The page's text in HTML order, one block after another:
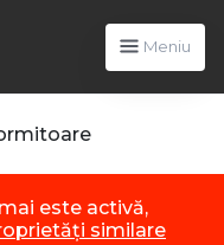
Meniu
este activă,
similare